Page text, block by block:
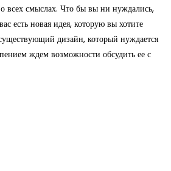
всех смыслах. Что бы вы ни нуждались,
есть новая идея, которую вы хотите
дизайн, который нуждается
ждем возможности обсудить ее с